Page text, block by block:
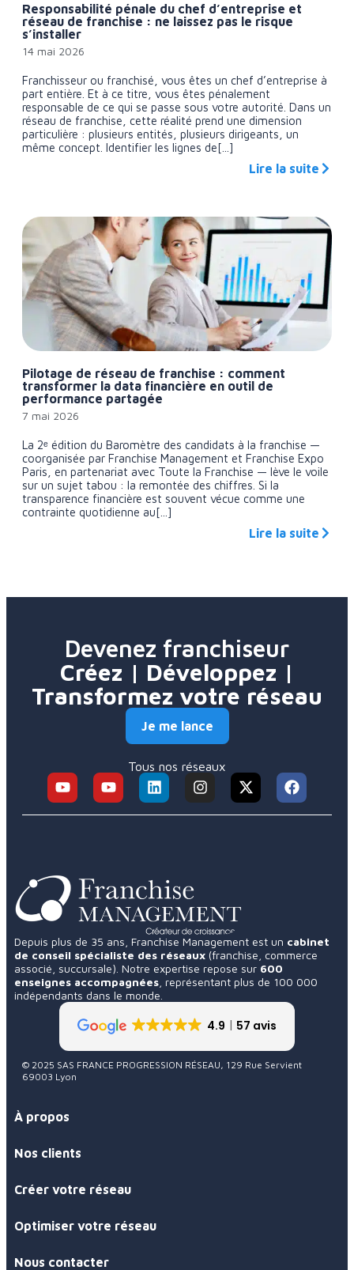
Responsabilité pénale du chef d’entreprise et
réseau de franchise : ne laissez pas le risque
s’installer
14 mai 2026
Franchisseur ou franchisé, vous êtes un chef d’entreprise à
part entière. Et à ce titre, vous êtes pénalement
responsable de ce qui se passe sous votre autorité. Dans un
réseau de franchise, cette réalité prend une dimension
particulière : plusieurs entités, plusieurs dirigeants, un
même concept. Identifier les lignes de[...]
Lire la suite
Pilotage de réseau de franchise : comment
transformer la data financière en outil de
performance partagée
7 mai 2026
La 2ᵉ édition du Baromètre des candidats à la franchise —
coorganisée par Franchise Management et Franchise Expo
Paris, en partenariat avec Toute la Franchise — lève le voile
sur un sujet tabou : la remontée des chiffres. Si la
transparence financière est souvent vécue comme une
contrainte quotidienne au[...]
Lire la suite
Devenez franchiseur
Créez | Développez |
Transformez votre réseau
Je me lance
Tous nos réseaux
Depuis plus de 35 ans, Franchise Management est un cabinet
de conseil spécialiste des réseaux (franchise, commerce
associé, succursale). Notre expertise repose sur 600
enseignes accompagnées , représentant plus de 100 000
indépendants dans le monde.
4.9 57 avis
© 2025 SAS FRANCE PROGRESSION RÉSEAU, 129 Rue Servient
69003 Lyon
À propos
Nos clients
Créer votre réseau
Optimiser votre réseau
Nous contacter